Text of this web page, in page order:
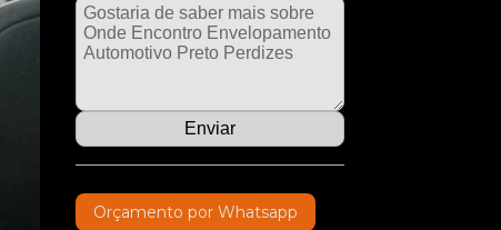
Orçamento por Whatsapp